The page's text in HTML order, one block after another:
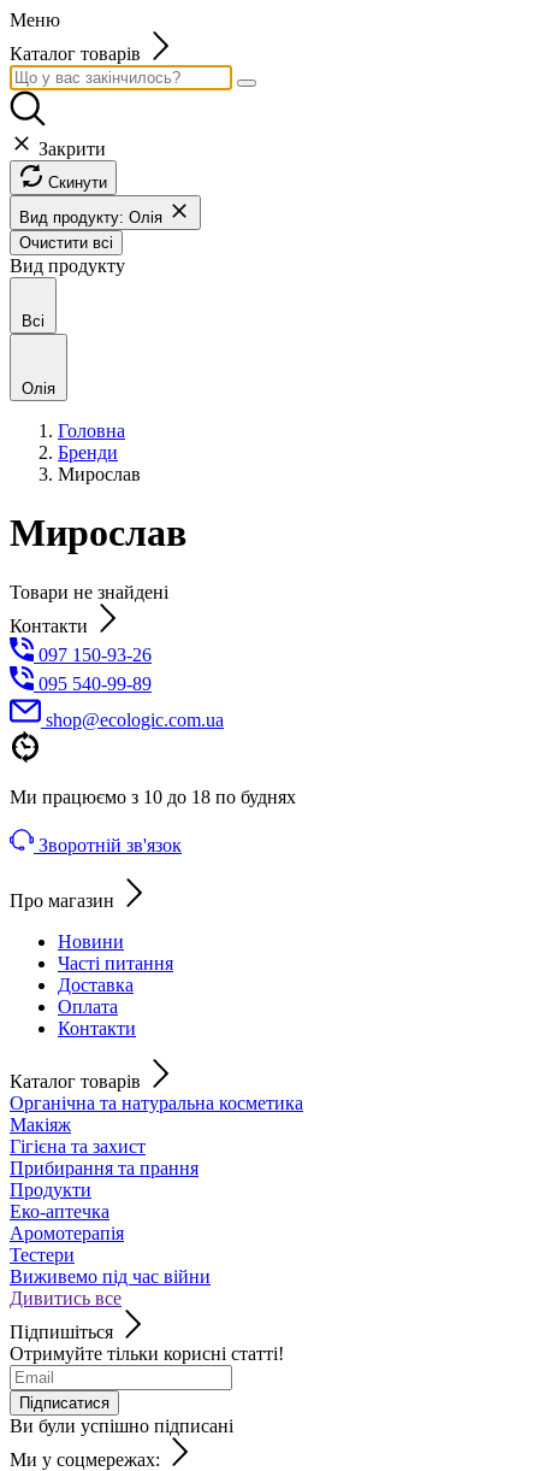
Меню
Каталог товарів
Закрити
Скинути
Вид продукту: Олія
Очистити всі
Вид продукту
Всі
Олія
Головна
Бренди
Мирослав
Мирослав
Товари не знайдені
Контакти
097 150-93-26
095 540-99-89
shoр@ecologic.com.ua
Ми працюємо з 10 до 18 по буднях
Зворотній зв'язок
Про магазин
Новини
Часті питання
Доставка
Оплата
Контакти
Каталог товарів
Органічна та натуральна косметика
Макіяж
Гігієна та захист
Прибирання та прання
Продукти
Еко-аптечка
Аромотерапія
Тестери
Виживемо під час війни
Дивитись все
Підпишіться
Отримуйте тільки корисні статті!
Підписатися
Ви були успішно підписані
Ми у соцмережах: